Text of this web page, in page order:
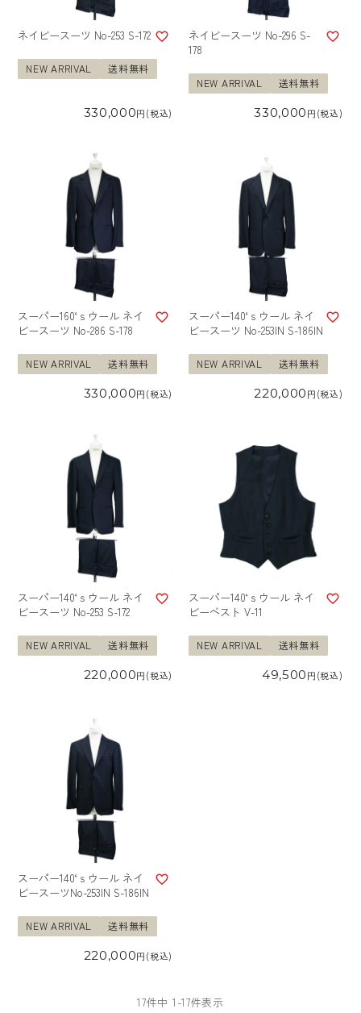
ネイビースーツ No-253 S-172
NEW ARRIVAL 送料無料
330,000 税込
ネイビースーツ No-296 S-
178
NEW ARRIVAL 送料無料
330,000 税込
スーパー160‘ｓウール ネイ
ビースーツ No-286 S-178
NEW ARRIVAL 送料無料
330,000 税込
スーパー140‘ｓウール ネイ
ビースーツ No-253IN S-186IN
NEW ARRIVAL 送料無料
220,000 税込
スーパー140‘ｓウール ネイ
ビースーツ No-253 S-172
NEW ARRIVAL 送料無料
220,000 税込
スーパー140‘ｓウール ネイ
ビーベスト V-11
NEW ARRIVAL 送料無料
49,500 税込
スーパー140‘ｓウール ネイ
ビースーツNo-253IN S-186IN
NEW ARRIVAL 送料無料
220,000 税込
17件中 1 -17件表示